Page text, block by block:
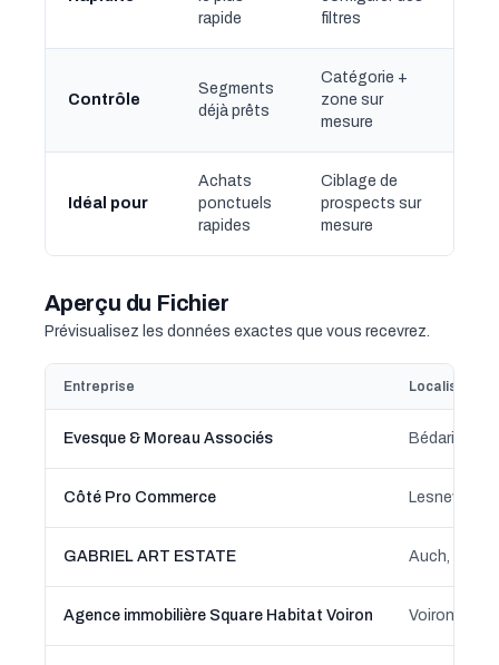
rapide
filtres
Contrôle
Segments
déjà prêts
Catégorie +
zone sur
mesure
Idéal pour
Achats
ponctuels
rapides
Ciblage de
prospects sur
mesure
Aperçu du Fichier
Prévisualisez les données exactes que vous recevrez.
Entreprise Localisation
Evesque & Moreau Associés Bédarieux,
Côté Pro Commerce Lesneven,
GABRIEL ART ESTATE Auch,
Agence immobilière Square Habitat Voiron Voiron,